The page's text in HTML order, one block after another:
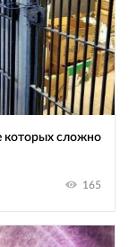
которых сложно
165